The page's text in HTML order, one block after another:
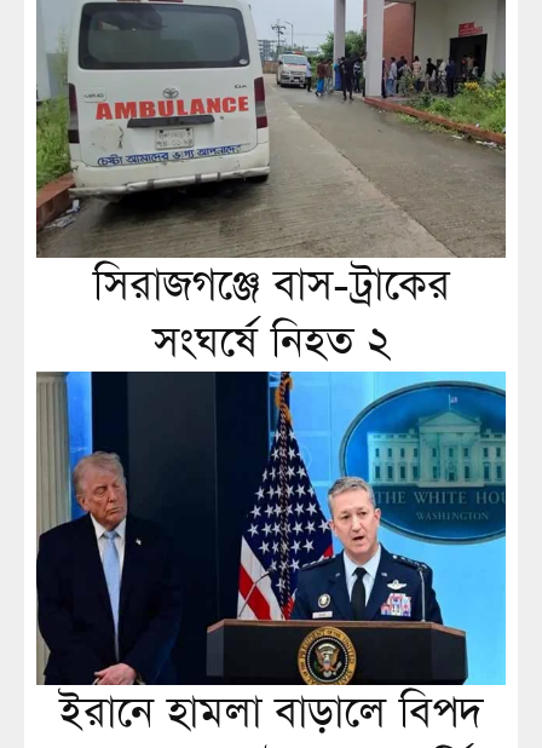
সিরাজগঞ্জে বাস-ট্রাকের
সংঘর্ষে নিহত ২
ইরানে হামলা বাড়ালে বিপদ